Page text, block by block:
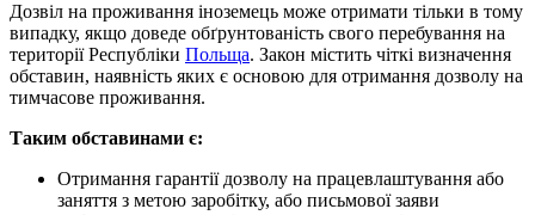
Дозвіл на проживання іноземець може отримати тільки в тому
випадку, якщо доведе обґрунтованість свого перебування на
території Республіки Польща. Закон містить чіткі визначення
обставин, наявність яких є основою для отримання дозволу на
тимчасове проживання.
Таким обставинами є:
Отримання гарантії дозволу на працевлаштування або
заняття з метою заробітку, або письмової заяви